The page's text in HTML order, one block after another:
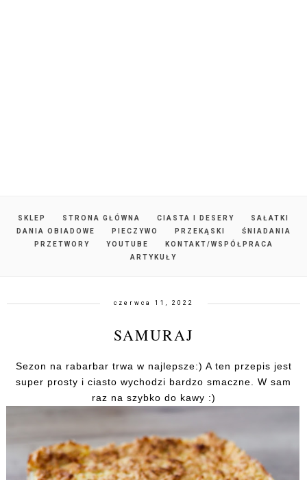
SKLEP STRONA GŁÓWNA CIASTA I DESERY
SAŁATKI
DANIA OBIADOWE
PIECZYWO PRZEKĄSKI
ŚNIADANIA
PRZETWORY
YOUTUBE
KONTAKT/WSPÓŁPRACA
ARTYKUŁY
czerwca 11, 2022
SAMURAJ
Sezon na rabarbar trwa w najlepsze:) A ten przepis jest
super prosty i ciasto wychodzi bardzo smaczne. W sam
raz na szybko do kawy :)